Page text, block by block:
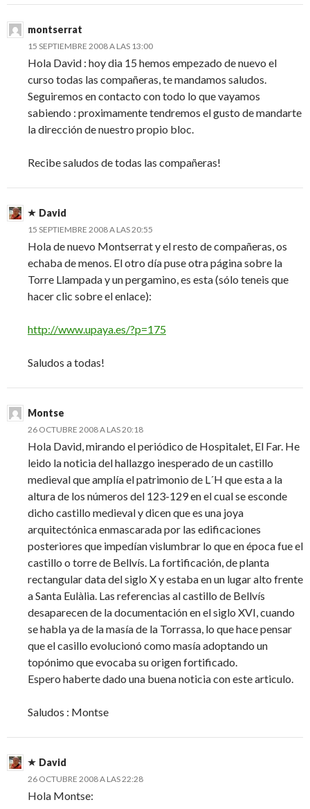
montserrat
15 SEPTIEMBRE 2008 A LAS 13:00
Hola David : hoy dia 15 hemos empezado de nuevo el
curso todas las compañeras, te mandamos saludos.
Seguiremos en contacto con todo lo que vayamos
sabiendo : proximamente tendremos el gusto de mandarte
la dirección de nuestro propio bloc.
Recibe saludos de todas las compañeras!
David
15 SEPTIEMBRE 2008 A LAS 20:55
Hola de nuevo Montserrat y el resto de compañeras, os
echaba de menos. El otro día puse otra página sobre la
Torre Llampada y un pergamino, es esta (sólo teneis que
hacer clic sobre el enlace):
http://www.upaya.es/?p=175
Saludos a todas!
Montse
26 OCTUBRE 2008 A LAS 20:18
Hola David, mirando el periódico de Hospitalet, El Far. He
leido la noticia del hallazgo inesperado de un castillo
medieval que amplía el patrimonio de L´H que esta a la
altura de los números del 123-129 en el cual se esconde
dicho castillo medieval y dicen que es una joya
arquitectónica enmascarada por las edificaciones
posteriores que impedían vislumbrar lo que en época fue el
castillo o torre de Bellvís. La fortificación, de planta
rectangular data del siglo X y estaba en un lugar alto frente
a Santa Eulàlia. Las referencias al castillo de Bellvís
desaparecen de la documentación en el siglo XVI, cuando
se habla ya de la masía de la Torrassa, lo que hace pensar
que el casillo evolucionó como masía adoptando un
topónimo que evocaba su origen fortificado.
Espero haberte dado una buena noticia con este articulo.
Saludos : Montse
David
26 OCTUBRE 2008 A LAS 22:28
Hola Montse: